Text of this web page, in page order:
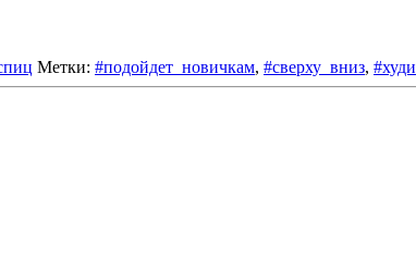
Метки: #подойдет_новичкам, #сверху_вниз, #худи